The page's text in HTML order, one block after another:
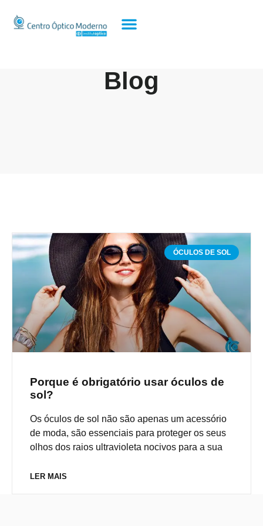
Blog
ÓCULOS DE SOL
Porque é obrigatório usar óculos de
sol?
Os óculos de sol não são apenas um acessório
de moda, são essenciais para proteger os seus
olhos dos raios ultravioleta nocivos para a sua
LER MAIS